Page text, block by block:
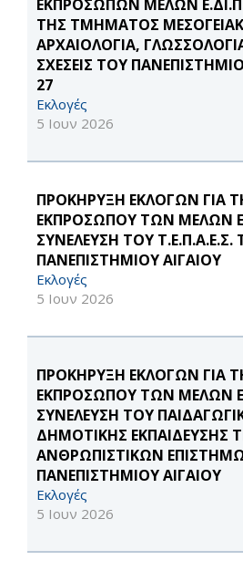
ΕΚΠΡΟΣΩΠΩΝ ΜΕΛΩΝ
ΤΗΣ ΤΜΗΜΑΤΟΣ
ΑΡΧΑΙΟΛΟΓΙΑ,
ΣΧΕΣΕΙΣ ΤΟΥ
27
Εκλογές
5 Ιουν 2026
ΠΡΟΚΗΡΥΞΗ ΕΚΛΟΓΩΝ ΓΙΑ
ΕΚΠΡΟΣΩΠΟΥ ΤΩΝ ΜΕΛΩΝ
ΣΥΝΕΛΕΥΣΗ ΤΟΥ Τ.Ε.Π.Α.Ε.Σ.
ΠΑΝΕΠΙΣΤΗΜΙΟΥ ΑΙΓΑΙΟΥ
Εκλογές
5 Ιουν 2026
ΠΡΟΚΗΡΥΞΗ ΕΚΛΟΓΩΝ ΓΙΑ
ΕΚΠΡΟΣΩΠΟΥ ΤΩΝ ΜΕΛΩΝ
ΣΥΝΕΛΕΥΣΗ ΤΟΥ
ΔΗΜΟΤΙΚΗΣ ΕΚΠΑΙΔΕΥΣΗΣ
ΑΝΘΡΩΠΙΣΤΙΚΩΝ
ΠΑΝΕΠΙΣΤΗΜΙΟΥ ΑΙΓΑΙΟΥ
Εκλογές
5 Ιουν 2026